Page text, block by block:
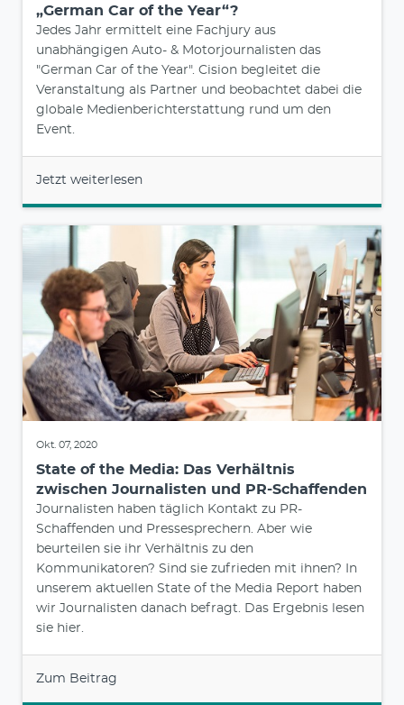
„German Car of the Year“?
Jedes Jahr ermittelt eine Fachjury aus
unabhängigen Auto- & Motorjournalisten das
"German Car of the Year". Cision begleitet die
Veranstaltung als Partner und beobachtet dabei die
globale Medienberichterstattung rund um den
Event.
Jetzt weiterlesen
Okt. 07, 2020
State of the Media: Das Verhältnis
zwischen Journalisten und PR-Schaffenden
Journalisten haben täglich Kontakt zu PR-
Schaffenden und Pressesprechern. Aber wie
beurteilen sie ihr Verhältnis zu den
Kommunikatoren? Sind sie zufrieden mit ihnen? In
unserem aktuellen State of the Media Report haben
wir Journalisten danach befragt. Das Ergebnis lesen
sie hier.
Zum Beitrag